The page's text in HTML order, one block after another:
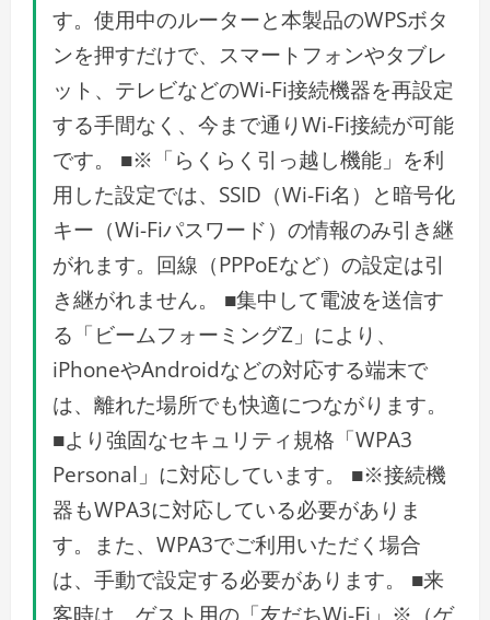
す。使用中のルーターと本製品のWPSボタ
ンを押すだけで、スマートフォンやタブレ
ット、テレビなどのWi-Fi接続機器を再設定
する手間なく、今まで通りWi-Fi接続が可能
です。 ■※「らくらく引っ越し機能」を利
用した設定では、SSID（Wi-Fi名）と暗号化
キー（Wi-Fiパスワード）の情報のみ引き継
がれます。回線（PPPoEなど）の設定は引
き継がれません。 ■集中して電波を送信す
る「ビームフォーミングZ」により、
iPhoneやAndroidなどの対応する端末で
は、離れた場所でも快適につながります。
■より強固なセキュリティ規格「WPA3
Personal」に対応しています。 ■※接続機
器もWPA3に対応している必要がありま
す。また、WPA3でご利用いただく場合
は、手動で設定する必要があります。 ■来
客時は、ゲスト用の「友だちWi-Fi」※（ゲ